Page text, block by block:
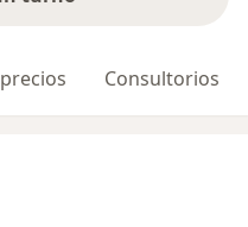
Consultorios